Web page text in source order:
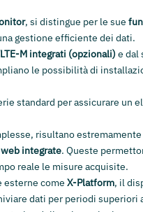
, si distingue per le sue
gestione efficiente dei dati.
M integrati (opzionali) e dal
le possibilità di
standard per assicurare un
risultano
integrate. Queste
reale le misure acquisite.
esterne come X-Platform, il
dati per periodi superiori